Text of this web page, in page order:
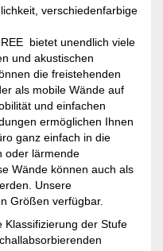
verschiedenfarbige
bietet unendlich viele
und akustischen
die freistehenden
als mobile Wände auf
und einfachen
ermöglichen Ihnen
ganz einfach in die
oder lärmende
Wände können auch als
Unsere
Größen verfügbar.
Klassifizierung der Stufe